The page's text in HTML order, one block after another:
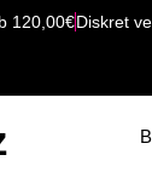
120,00€Diskret